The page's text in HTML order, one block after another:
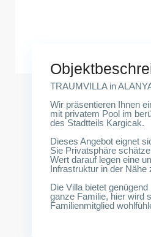
TRAUMVILLA in
Wir präsentieren Ihnen
mit privatem Pool im
des Stadtteils Kargicak.
Dieses Angebot eignet
Sie Privatsphäre
Wert darauf legen eine
Infrastruktur in der Nähe
Die Villa bietet
ganze Familie, hier wird
Familienmitglied